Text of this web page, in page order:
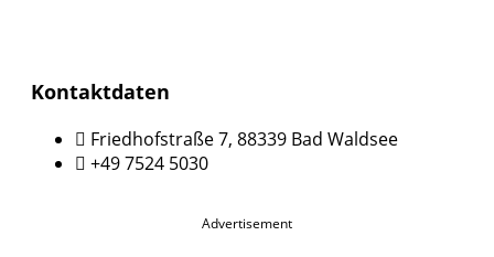
Kontaktdaten
Friedhofstraße 7, 88339 Bad Waldsee
+49 7524 5030
Advertisement